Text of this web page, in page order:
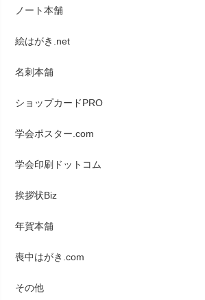
ノート本舗
絵はがき.net
名刺本舗
ショップカードPRO
学会ポスター.com
学会印刷ドットコム
挨拶状Biz
年賀本舗
喪中はがき.com
その他